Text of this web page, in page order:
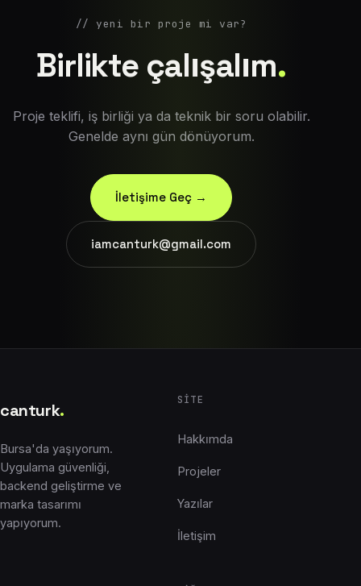
// yeni bir proje mi var?
Birlikte çalışalım.
Proje teklifi, iş birliği ya da teknik bir soru olabilir.
Genelde aynı gün dönüyorum.
İletişime Geç →
iamcanturk@gmail.com
canturk.
Bursa'da yaşıyorum.
Uygulama güvenliği,
backend geliştirme ve
marka tasarımı
yapıyorum.
SITE
Hakkımda
Projeler
Yazılar
İletişim